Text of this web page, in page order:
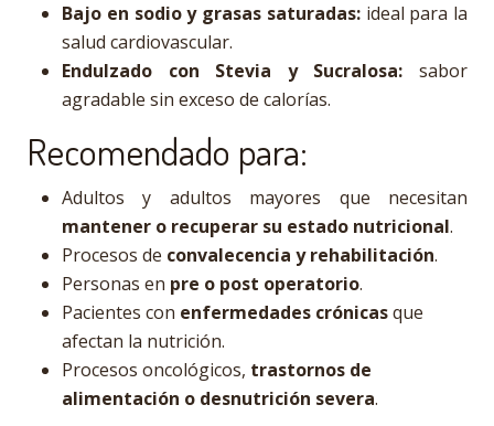
Bajo en sodio y grasas saturadas:ideal para la
salud cardiovascular.
Endulzado con Stevia y Sucralosa: sabor
agradable sin exceso de calorías.
Recomendado para:
Adultos y adultos mayores que necesitan
mantener o recuperar su estado nutricional.
Procesos de convalecencia y rehabilitación.
Personas en pre o post operatorio.
Pacientes con enfermedades crónicasque
afectan la nutrición.
Procesos oncológicos, trastornos de
alimentación o desnutrición severa.